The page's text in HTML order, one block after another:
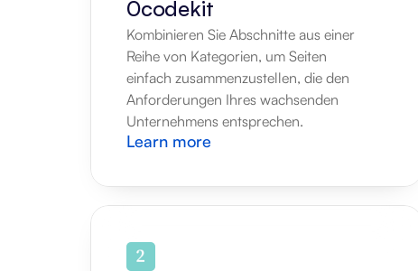
0codekit
Kombinieren Sie Abschnitte aus einer
Reihe von Kategorien, um Seiten
einfach zusammenzustellen, die den
Anforderungen Ihres wachsenden
Unternehmens entsprechen.
Learn more